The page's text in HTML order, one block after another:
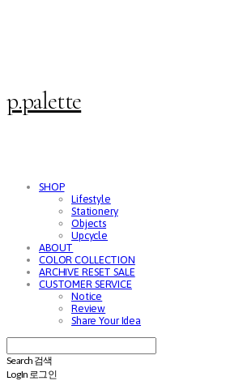
p.palette
SHOP
Lifestyle
Stationery
Objects
Upcycle
ABOUT
COLOR COLLECTION
ARCHIVE RESET SALE
CUSTOMER SERVICE
Notice
Review
Share Your Idea
Search 검색
Log In 로그인